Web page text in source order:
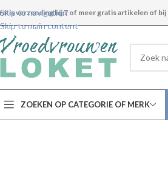
Skip to navigation
Skip to main content
verzending bij 7 of meer gratis artikelen of bij
ZOEKEN OP CATEGORIE OF MERK